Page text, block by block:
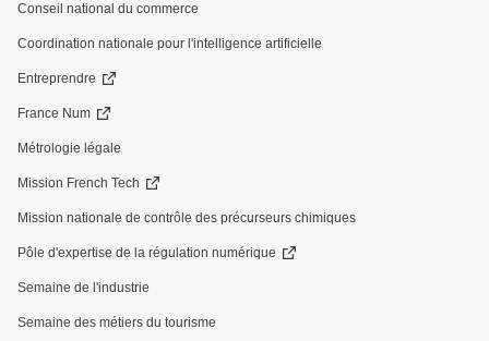
Conseil national du commerce
Coordination nationale pour l'intelligence artificielle
Entreprendre
France Num
Métrologie légale
Mission French Tech
Mission nationale de contrôle des précurseurs chimiques
Pôle d'expertise de la régulation numérique
Semaine de l'industrie
Semaine des métiers du tourisme